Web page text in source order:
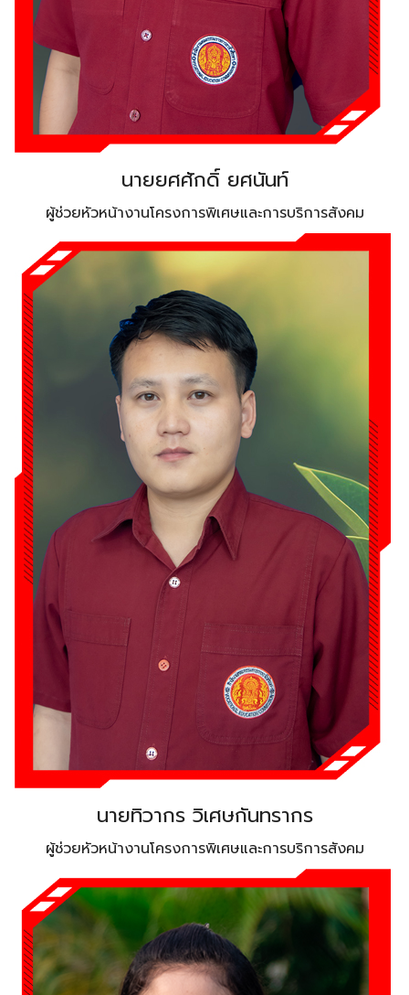
Search
Search
นายยศศักดิ์ ยศนันท์
ผู้ช่วยหัวหน้างานโครงการพิเศษและการบริการสังคม
นายทิวากร วิเศษกันทรากร
ผู้ช่วยหัวหน้างานโครงการพิเศษและการบริการสังคม